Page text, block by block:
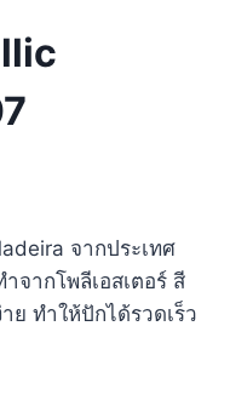
จากประเทศ
จากโพลีเอสเตอร์ สี
ย ทำให้ปักได้รวดเร็ว